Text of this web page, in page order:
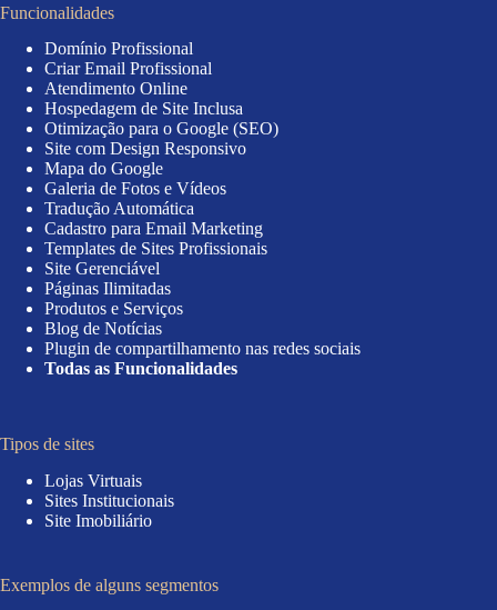
Funcionalidades
Domínio Profissional
Criar Email Profissional
Atendimento Online
Hospedagem de Site Inclusa
Otimização para o Google (SEO)
Site com Design Responsivo
Mapa do Google
Galeria de Fotos e Vídeos
Tradução Automática
Cadastro para Email Marketing
Templates de Sites Profissionais
Site Gerenciável
Páginas Ilimitadas
Produtos e Serviços
Blog de Notícias
Plugin de compartilhamento nas redes sociais
Todas as Funcionalidades
Tipos de sites
Lojas Virtuais
Sites Institucionais
Site Imobiliário
Exemplos de alguns segmentos